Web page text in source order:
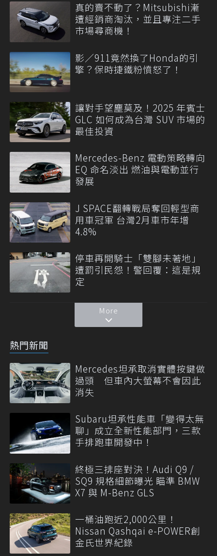
真的賣不動了？Mitsubishi漸
遭經銷商淘汰，並且專注二手
市場尋商機！
影／911竟然換了Honda的引
擎？保時捷鐵粉憤怒了！
讓對手望塵莫及！2025 年賓士
GLC 如何成為台灣 SUV 市場的
最佳投資
Mercedes-Benz 電動策略轉向
EQ 命名淡出 燃油與電動並行
發展
J SPACE翻轉戰局奪回輕型商
用車冠軍 台灣2月車市年增
4.8%
停車再開騎士「雙腳未著地」
遭罰引民怨！警回覆：這是規
定
More
熱門新聞
Mercedes坦承取消實體按鍵做
過頭 但車內大螢幕不會因此
消失
Subaru坦承性能車「變得太無
聊」成立全新性能部門，三款
手排跑車開發中！
終極三排座對決！Audi Q9 /
SQ9 規格細節曝光 瞄準 BMW
X7 與 M-Benz GLS
一桶油跑近2,000公里！
Nissan Qashqai e-POWER創
金氏世界紀錄